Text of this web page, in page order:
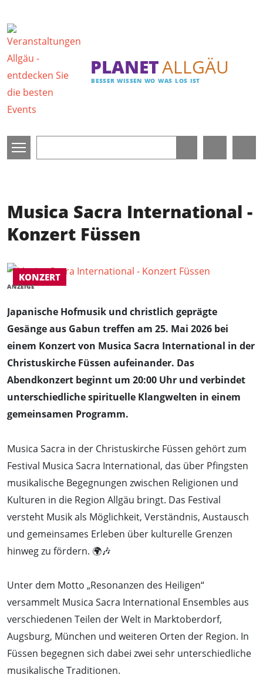
PLANETALLGÄU
BESSER WISSEN WO WAS LOS IST
Musica Sacra International -
Konzert Füssen
KONZERT
ANZEIGE
Japanische Hofmusik und christlich geprägte
Gesänge aus Gabun treffen am 25. Mai 2026 bei
einem Konzert von Musica Sacra International in der
Christuskirche Füssen aufeinander. Das
Abendkonzert beginnt um 20:00 Uhr und verbindet
unterschiedliche spirituelle Klangwelten in einem
gemeinsamen Programm.
Musica Sacra in der Christuskirche Füssen gehört zum
Festival Musica Sacra International, das über Pfingsten
musikalische Begegnungen zwischen Religionen und
Kulturen in die Region Allgäu bringt. Das Festival
versteht Musik als Möglichkeit, Verständnis, Austausch
und gemeinsames Erleben über kulturelle Grenzen
hinweg zu fördern. 🌍🎶
Unter dem Motto „Resonanzen des Heiligen“
versammelt Musica Sacra International Ensembles aus
verschiedenen Teilen der Welt in Marktoberdorf,
Augsburg, München und weiteren Orten der Region. In
Füssen begegnen sich dabei zwei sehr unterschiedliche
musikalische Traditionen.